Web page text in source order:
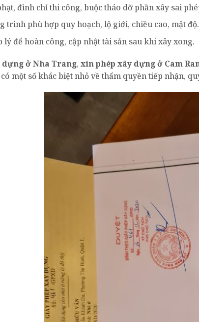
đình chỉ thi công, buộc tháo dỡ phần xây sai
trình phù hợp quy hoạch, lộ giới, chiều cao, mật độ.
lý để hoàn công, cập nhật tài sản sau khi xây xong.
ở Nha Trang, xin phép xây dựng ở Cam
có một số khác biệt nhỏ về thẩm quyền tiếp nhận,